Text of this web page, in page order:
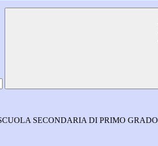
SECONDARIA DI PRIMO GRADO